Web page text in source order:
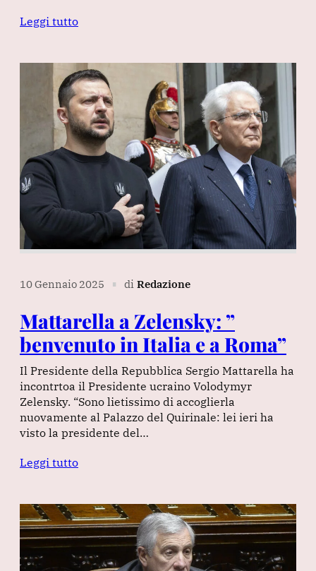
Leggi tutto
10 Gennaio 2025 ∎ di Redazione
Mattarella a Zelensky: ”
benvenuto in Italia e a Roma”
Il Presidente della Repubblica Sergio Mattarella ha
incontrtoa il Presidente ucraino Volodymyr
Zelensky. “Sono lietissimo di accoglierla
nuovamente al Palazzo del Quirinale: lei ieri ha
visto la presidente del…
Leggi tutto